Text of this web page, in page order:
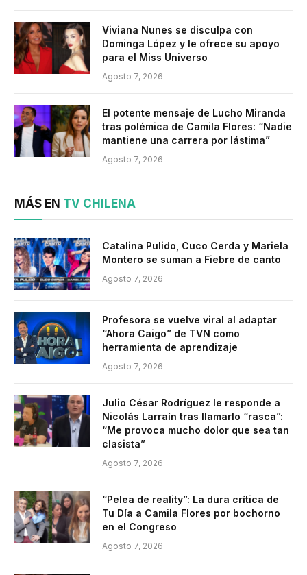
Viviana Nunes se disculpa con
Dominga López y le ofrece su apoyo
para el Miss Universo
Agosto 7, 2026
El potente mensaje de Lucho Miranda
tras polémica de Camila Flores: “Nadie
mantiene una carrera por lástima”
Agosto 7, 2026
MÁS EN TV CHILENA
Catalina Pulido, Cuco Cerda y Mariela
Montero se suman a Fiebre de canto
Agosto 7, 2026
Profesora se vuelve viral al adaptar
“Ahora Caigo” de TVN como
herramienta de aprendizaje
Agosto 7, 2026
Julio César Rodríguez le responde a
Nicolás Larraín tras llamarlo “rasca”:
“Me provoca mucho dolor que sea tan
clasista”
Agosto 7, 2026
“Pelea de reality”: La dura crítica de
Tu Día a Camila Flores por bochorno
en el Congreso
Agosto 7, 2026